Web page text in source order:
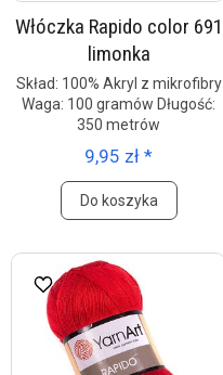
Włóczka Rapido color 691
limonka
Skład: 100% Akryl z mikrofibry
Waga: 100 gramów Długość:
350 metrów
9,95 zł *
Do koszyka